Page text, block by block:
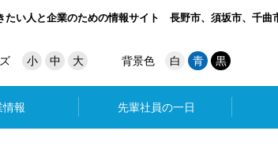
たい人と企業のための情報サイト 長野市、須坂市、千曲
小 中 大 背景色 白 青 黒
情報 先輩社員の一日